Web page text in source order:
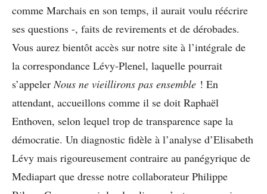
comme Marchais en son temps, il aurait voulu réécrire
ses questions -, faits de revirements et de dérobades.
Vous aurez bientôt accès sur notre site à l’intégrale de
la correspondance Lévy-Plenel, laquelle pourrait
s’appeler Nous ne vieillirons pas ensemble ! En
attendant, accueillons comme il se doit Raphaël
Enthoven, selon lequel trop de transparence sape la
démocratie. Un diagnostic fidèle à l’analyse d’Elisabeth
Lévy mais rigoureusement contraire au panégyrique de
Mediapart que dresse notre collaborateur Philippe